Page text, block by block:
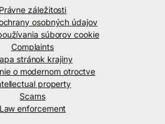
Právne záležitosti
osobných údajov
súborov cookie
Complaints
stránok krajiny
o modernom otroctve
property
Scams
Law enforcement